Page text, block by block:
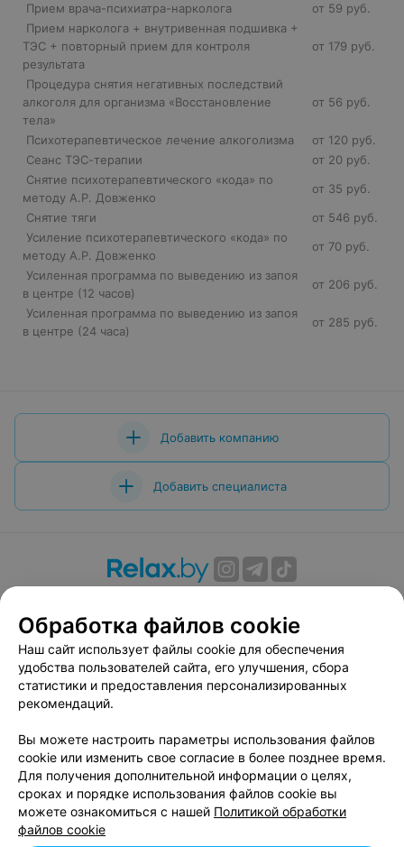
Прием врача-психиатра-нарколога
от 59 руб.
Прием нарколога + внутривенная подшивка +
ТЭС + повторный прием для контроля
результата
от 179 руб.
Процедура снятия негативных последствий
алкоголя для организма «Восстановление
тела»
от 56 руб.
Психотерапевтическое лечение алкоголизма
от 120 руб.
Сеанс ТЭС-терапии
от 20 руб.
Снятие психотерапевтического «кода» по
методу А.Р. Довженко
от 35 руб.
Снятие тяги
от 546 руб.
Усиление психотерапевтического «кода» по
методу А.Р. Довженко
от 70 руб.
Усиленная программа по выведению из запоя
в центре (12 часов)
от 206 руб.
Усиленная программа по выведению из запоя
в центре (24 часа)
от 285 руб.
Добавить компанию
Добавить специалиста
Вакансии
Публичный договор
Способы оплаты
Публичный договор по использованию сервиса
«Афиша»
Пользовательское соглашение
Связаться по вопросам сотрудничества
Написать руководителю relax.by
Персональные настройки cookie
Обработка персональных данных
Обработка файлов cookie
Наш сайт использует файлы cookie для обеспечения
удобства пользователей сайта, его улучшения, сбора
статистики и предоставления персонализированных
рекомендаций.
Вы можете настроить параметры использования файлов
cookie или изменить свое согласие в более позднее время.
Для получения дополнительной информации о целях,
сроках и порядке использования файлов cookie вы
можете ознакомиться с нашей Политикой обработки
файлов cookie